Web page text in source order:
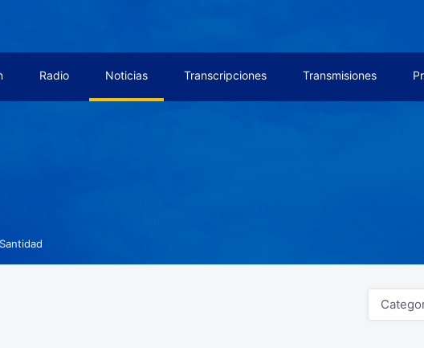
Radio Noticias Transcripciones Transmisiones